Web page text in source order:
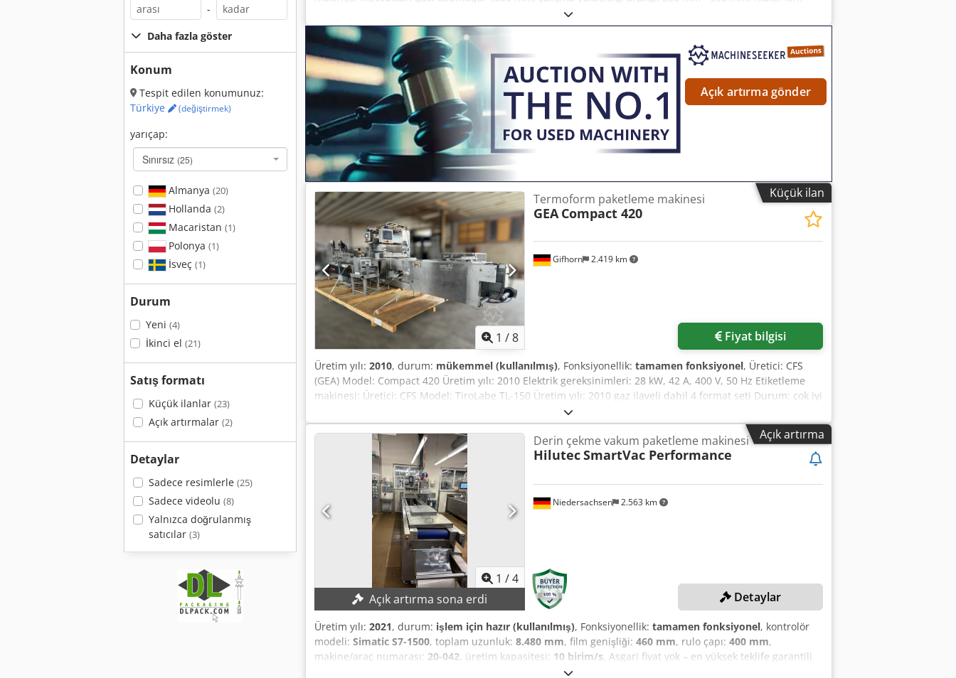
-
Daha fazla göster
Konum
Tespit edilen konumunuz:
Türkiye
(değiştirmek)
yarıçap:
Sınırsız (25)
Almanya (20)
Hollanda (2)
Macaristan (1)
Polonya (1)
İsveç (1)
Durum
Yeni (4)
İkinci el (21)
Satış formatı
Küçük ilanlar (23)
Açık artırmalar (2)
Detaylar
Sadece resimlerle (25)
Sadece videolu (8)
Yalnızca doğrulanmış
satıcılar (3)
genişliği: 420 mm, maks. film ilerlemesi: 360 mm, maks. kalıp derinliği: 130 mm, maks. film rulosu çapı:
350 mm, maks. film rulosu iç çapı: 76 mm, vakum pompası: Busch R5 RA 0302 D, makine boyutları X/Y/Z:
yaklaşık 1050 mm/5000 mm/1950 mm. Sert ve esnek film ruloları dahildir. Belgeler mevcuttur. Yerinde
inceleme yapılabilir. Credpfjzpywrox Anmef
Açık artırma gönder
Küçük ilan
1 /8
Gifhorn 2.419 km
Termoform paketleme makinesi
GEA Compact 420
Fiyat bilgisi
Üretim yılı: 2010, durum: mükemmel (kullanılmış), Fonksiyonellik: tamamen fonksiyonel, Üretici: CFS
(GEA) Model: Compact 420 Üretim yılı: 2010 Elektrik gereksinimleri: 28 kW, 42 A, 400 V, 50 Hz Etiketleme
makinesi: Üretici: CFS Model: TiroLabe TL-150 Üretim yılı: 2010 gaz ilaveli dahil 4 format seti Durum: çok iyi
Fotoğrafta görülen metal dedektörü ve Espera konveyörü bu teklife dahil değildir. Bunlar ayrı
makinelerdir. Crsdjrtq I Eopfx Anmjf
Açık artırma
1 /4
Açık artırma sona erdi
Niedersachsen 2.563 km
Derin çekme vakum paketleme makinesi
HilutecSmartVac Performance
Detaylar
Üretim yılı: 2021, durum: işlem için hazır (kullanılmış), Fonksiyonellik: tamamen fonksiyonel, kontrolör
modeli: Simatic S7-1500, toplam uzunluk: 8.480 mm, film genişliği: 460 mm, rulo çapı: 400 mm,
makine/araç numarası: 20-042, üretim kapasitesi: 10 birim/s, Asgari fiyat yok – en yüksek teklife garantili
satış! Derin çekme vakum ambalaj makinesinin yeni fiyatı, KDV dahil 255.000 EUR idi! TEKNİK DETAYLAR